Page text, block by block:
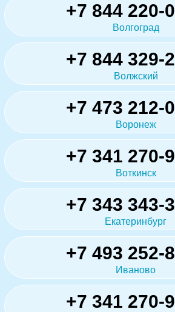
+7 844 220-
Волгоград
+7 844 329-
Волжский
+7 473 212-
Воронеж
+7 341 270-
Воткинск
+7 343 343-
Екатеринбург
+7 493 252-
Иваново
+7 341 270-